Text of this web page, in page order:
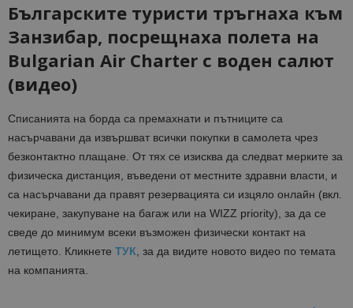
Българските туристи тръгнаха към
Занзибар, посрещнаха полета на
Bulgarian Air Charter с воден салют
(видео)
Списанията на борда са премахнати и пътниците са
насърчавани да извършват всички покупки в самолета чрез
безконтактно плащане. От тях се изисква да следват мерките за
физическа дистанция, въведени от местните здравни власти, и
са насърчавани да правят резервацията си изцяло онлайн (вкл.
чекиране, закупуване на багаж или на WIZZ priority), за да се
сведе до минимум всеки възможен физически контакт на
летището. Кликнете ТУК, за да видите новото видео по темата
на компанията.